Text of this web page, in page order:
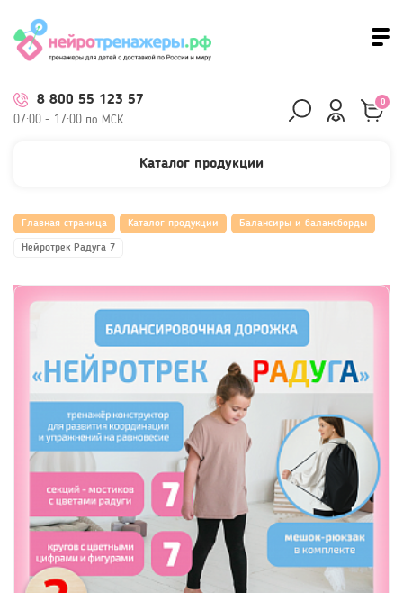
8 800 55 123 57
07:00 - 17:00 по МСК
0
Каталог продукции
Главная страница Каталог продукции Балансиры и балансборды
Нейротрек Радуга 7